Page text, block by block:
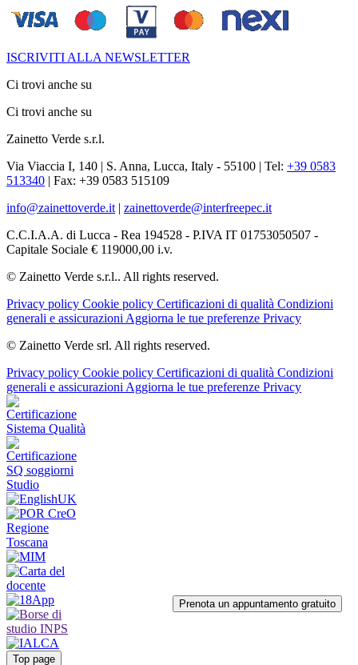
ISCRIVITI ALLA NEWSLETTER
Ci trovi anche su
Ci trovi anche su
Zainetto Verde s.r.l.
Via Viaccia I, 140 | S. Anna, Lucca, Italy - 55100 | Tel: +39 0583
513340 | Fax: +39 0583 515109
info@zainettoverde.it | zainettoverde@interfreepec.it
C.C.I.A.A. di Lucca - Rea 194528 - P.IVA IT 01753050507 -
Capitale Sociale € 119000,00 i.v.
© Zainetto Verde s.r.l.. All rights reserved.
Privacy policy Cookie policy Certificazioni di qualità Condizioni
generali e assicurazioni Aggiorna le tue preferenze Privacy
© Zainetto Verde srl. All rights reserved.
Privacy policy Cookie policy Certificazioni di qualità Condizioni
generali e assicurazioni Aggiorna le tue preferenze Privacy
Top page
Prenota un appuntamento gratuito